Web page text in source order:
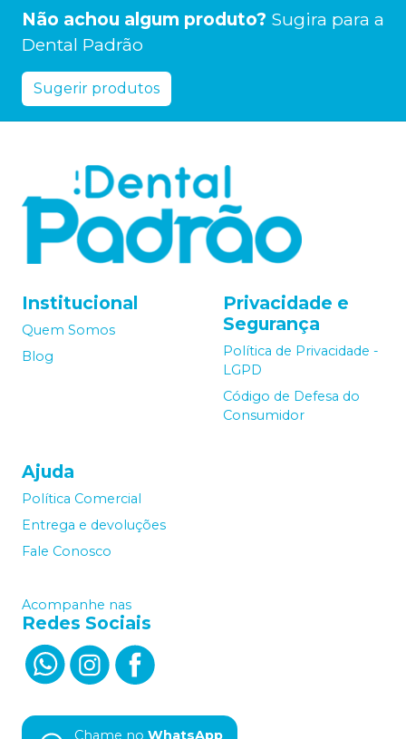
Não achou algum produto? Sugira para a
Dental Padrão
Sugerir produtos
Institucional
Quem Somos
Blog
Privacidade e
Segurança
Política de Privacidade -
LGPD
Código de Defesa do
Consumidor
Ajuda
Política Comercial
Entrega e devoluções
Fale Conosco
Acompanhe nas
Redes Sociais
Chame no WhatsApp